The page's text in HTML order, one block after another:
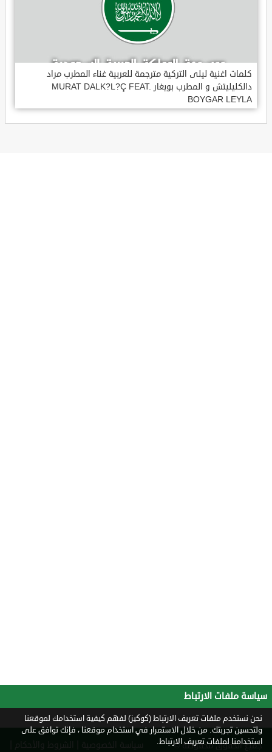
كلمات اغنية ليلى التركية مترجمة للعربية غناء المطرب مراد
دالكليليتش و المطرب بويغار MURAT DALK?L?Ç FEAT.
BOYGAR LEYLA
جميع الحقوق محفوظة ©
سياسة ملفات الارتباط
نحن نستخدم ملفات تعريف الارتباط (كوكيز) لفهم كيفية استخدامك لموقعنا
ولتحسين تجربتك. من خلال الاستمرار في استخدام موقعنا ، فإنك توافق على
استخدامنا لملفات تعريف الارتباط.